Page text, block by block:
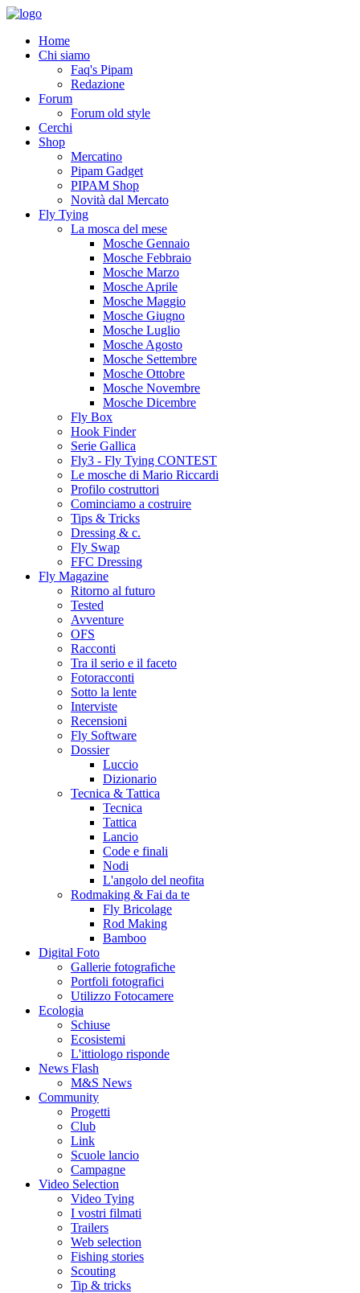
Home
Chi siamo
Faq's Pipam
Redazione
Forum
Forum old style
Cerchi
Shop
Mercatino
Pipam Gadget
PIPAM Shop
Novità dal Mercato
Fly Tying
La mosca del mese
Mosche Gennaio
Mosche Febbraio
Mosche Marzo
Mosche Aprile
Mosche Maggio
Mosche Giugno
Mosche Luglio
Mosche Agosto
Mosche Settembre
Mosche Ottobre
Mosche Novembre
Mosche Dicembre
Fly Box
Hook Finder
Serie Gallica
Fly3 - Fly Tying CONTEST
Le mosche di Mario Riccardi
Profilo costruttori
Cominciamo a costruire
Tips & Tricks
Dressing & c.
Fly Swap
FFC Dressing
Fly Magazine
Ritorno al futuro
Tested
Avventure
OFS
Racconti
Tra il serio e il faceto
Fotoracconti
Sotto la lente
Interviste
Recensioni
Fly Software
Dossier
Luccio
Dizionario
Tecnica & Tattica
Tecnica
Tattica
Lancio
Code e finali
Nodi
L'angolo del neofita
Rodmaking & Fai da te
Fly Bricolage
Rod Making
Bamboo
Digital Foto
Gallerie fotografiche
Portfoli fotografici
Utilizzo Fotocamere
Ecologia
Schiuse
Ecosistemi
L'ittiologo risponde
News Flash
M&S News
Community
Progetti
Club
Link
Scuole lancio
Campagne
Video Selection
Video Tying
I vostri filmati
Trailers
Web selection
Fishing stories
Scouting
Tip & tricks